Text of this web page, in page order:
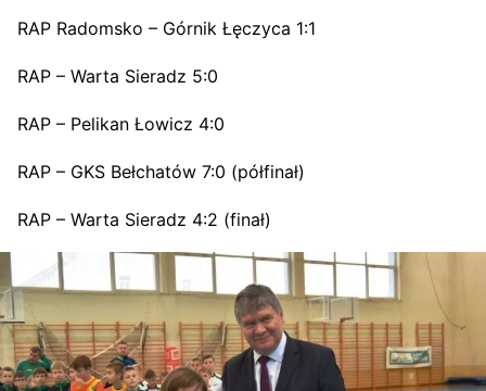
RAP Radomsko – Górnik Łęczyca 1:1
RAP – Warta Sieradz 5:0
RAP – Pelikan Łowicz 4:0
RAP – GKS Bełchatów 7:0 (półfinał)
RAP – Warta Sieradz 4:2 (finał)